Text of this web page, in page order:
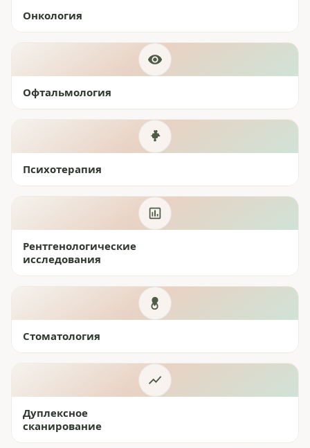
Онкология
Офтальмология
Психотерапия
Рентгенологические
исследования
Стоматология
Дуплексное
сканирование